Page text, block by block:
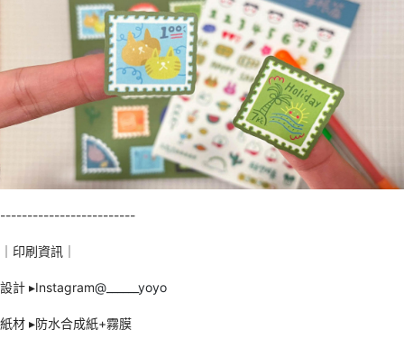
-------------------------
｜印刷資訊｜
設計 ▸Instagram@______yoyo
紙材 ▸防水合成紙+霧膜